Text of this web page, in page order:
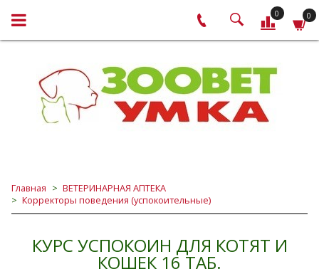
0 0
Главная
ВЕТЕРИНАРНАЯ АПТЕКА
Корректоры поведения (успокоительные)
КУРС УСПОКОИН ДЛЯ КОТЯТ И
КОШЕК 16 ТАБ.